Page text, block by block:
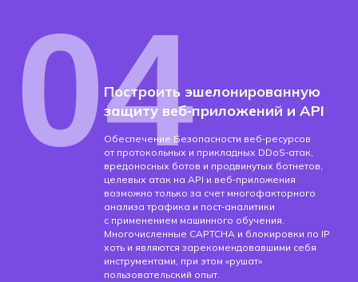
Построить эшелонированную
защиту веб‑приложений и API
Обеспечение Безопасности веб‑ресурсов
от протокольных и прикладных DDoS‑атак,
вредоносных ботов и продвинутых ботнетов,
целевых атак на API и веб‑приложения
возможно только за счет многофакторного
анализа трафика и пост‑аналитики
с применением машинного обучения.
Многочисленные CAPTCHA и блокировки по IP
хоть и являются зарекомендовавшими себя
инструментами, при этом «рушат»
пользовательский опыт.
04